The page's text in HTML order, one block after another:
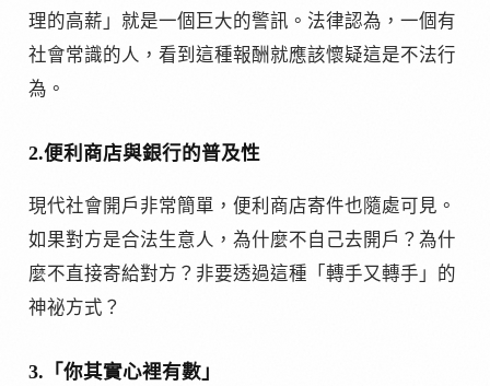
理的高薪」就是一個巨大的警訊。法律認為，一個有
社會常識的人，看到這種報酬就應該懷疑這是不法行
為。
2.便利商店與銀行的普及性
現代社會開戶非常簡單，便利商店寄件也隨處可見。
如果對方是合法生意人，為什麼不自己去開戶？為什
麼不直接寄給對方？非要透過這種「轉手又轉手」的
神祕方式？
3.「你其實心裡有數」